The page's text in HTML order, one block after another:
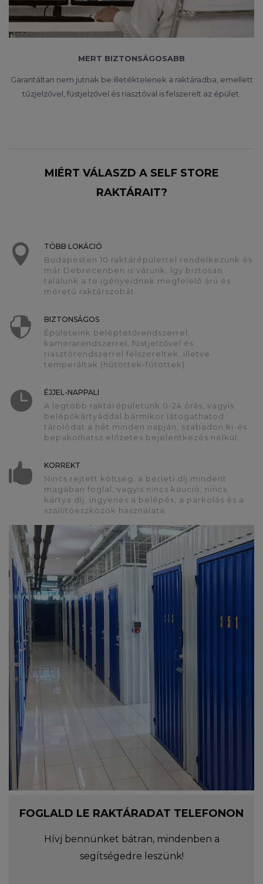
MERT BIZTONSÁGOSABB
Garantáltan nem jutnak be illetéktelenek a raktáradba, emellett
tűzjelzővel, füstjelzővel és riasztóval is felszerelt az épület.
MIÉRT VÁLASZD A SELF STORE
RAKTÁRAIT?
TÖBB LOKÁCIÓ
Budapesten 10 raktárépülettel rendelkezünk és
már Debrecenben is várunk. Így biztosan
találunk a te igényeidnek megfelelő árú és
méretű raktárszobát.
BIZTONSÁGOS
Épületeink beléptetőrendszerrel,
kamerarendszerrel, füstjelzővel és
riasztórendszerrel felszereltek, illetve
temperáltak (hűtöttek-fűtöttek).
ÉJJEL-NAPPALI
A legtöbb raktárépületünk 0-24 órás, vagyis
belépőkártyáddal bármikor látogathatod
tárolódat a hét minden napján, szabadon ki-és
bepakolhatsz előzetes bejelentkezés nélkül.
KORREKT
Nincs rejtett költség, a bérleti díj mindent
magában foglal, vagyis nincs kaució, nincs
kártya díj, ingyenes a belépés, a parkolás és a
szállítóeszközök használata.
FOGLALD LE RAKTÁRADAT TELEFONON
Hívj bennünket bátran, mindenben a
segítségedre leszünk!